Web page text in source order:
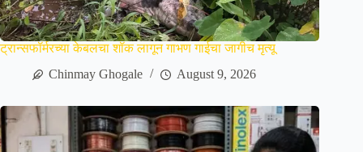
ट्रान्सफॉर्मरच्या केबलचा शॉक लागून गाभण गाईचा जागीच मृत्यू
Chinmay Ghogale
August 9, 2026